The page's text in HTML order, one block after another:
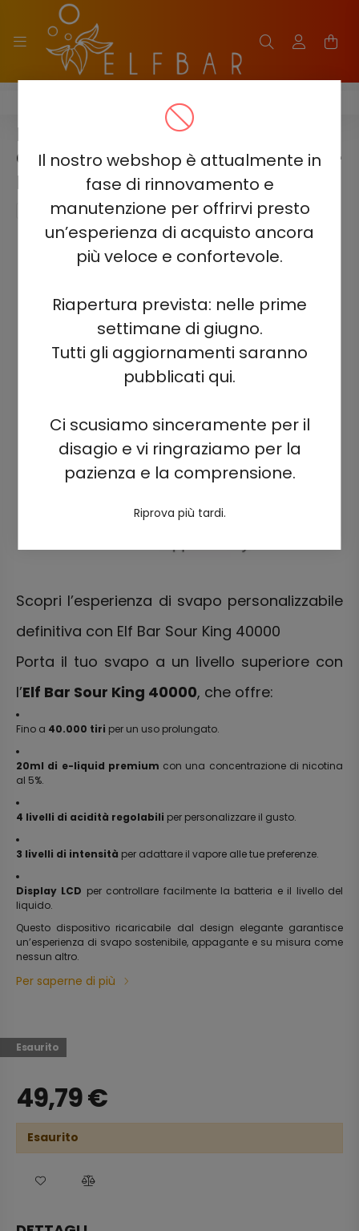
Il nostro webshop è attualmente in
fase di rinnovamento e
manutenzione per offrirvi presto
un’esperienza di acquisto ancora
più veloce e confortevole.
Riapertura prevista: nelle prime
settimane di giugno.
Tutti gli aggiornamenti saranno
pubblicati qui.
Ci scusiamo sinceramente per il
disagio e vi ringraziamo per la
pazienza e la comprensione.
Riprova più tardi.
ELF BAR SOUR KING 40000
ELF BAR SOUR KING 40000 -
CARAMELLA DI MELA ACIDA 5% -
RICARICABILE
Scopri l’esperienza di svapo personalizzabile
definitiva con Elf Bar Sour King 40000
Porta il tuo svapo a un livello superiore con
l’Elf Bar Sour King 40000, che offre:
Fino a 40.000 tiri per un uso prolungato.
20ml di e-liquid premium con una concentrazione di nicotina
al 5%.
4 livelli di acidità regolabili per personalizzare il gusto.
3 livelli di intensità per adattare il vapore alle tue preferenze.
Display LCD per controllare facilmente la batteria e il livello del
liquido.
Questo dispositivo ricaricabile dal design elegante garantisce
un’esperienza di svapo sostenibile, appagante e su misura come
nessun altro.
Per saperne di più
Esaurito
49,79€
Esaurito